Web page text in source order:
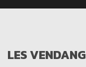
LES